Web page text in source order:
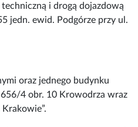
i drogą dojazdową
jedn. ewid. Podgórze przy ul.
oraz jednego budynku
4 obr. 10 Krowodrza wraz